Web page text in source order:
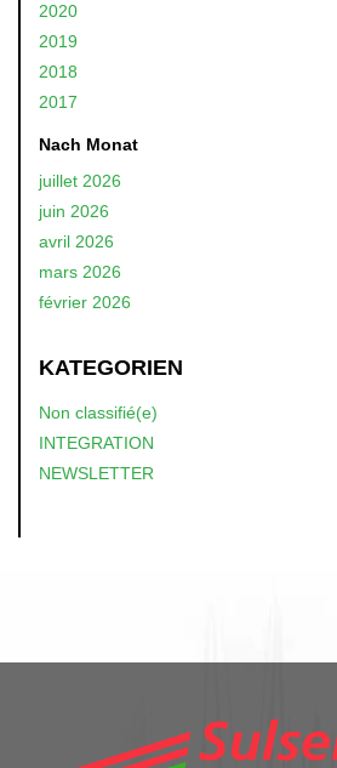
2020
2019
2018
2017
Nach Monat
juillet 2026
juin 2026
avril 2026
mars 2026
février 2026
KATEGORIEN
Non classifié(e)
INTEGRATION
NEWSLETTER